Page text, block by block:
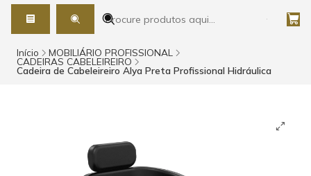
Início MOBILIÁRIO PROFISSIONAL
CADEIRAS CABELEIREIRO
Cadeira de Cabeleireiro Alya Preta Profissional Hidráulica